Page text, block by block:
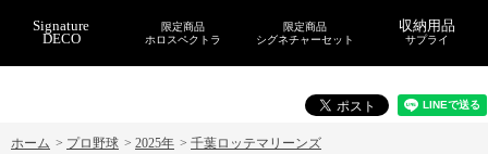
Signature
DECO
限定商品
ホロスペクトラ
限定商品
シグネチャーセット
収納用品
サプライ
ホーム > プロ野球 > 2025年 > 千葉ロッテマリーンズ